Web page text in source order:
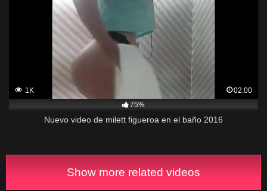
1K
02:00
75%
Nuevo video de milett figueroa en el baño 2016
Show more related videos